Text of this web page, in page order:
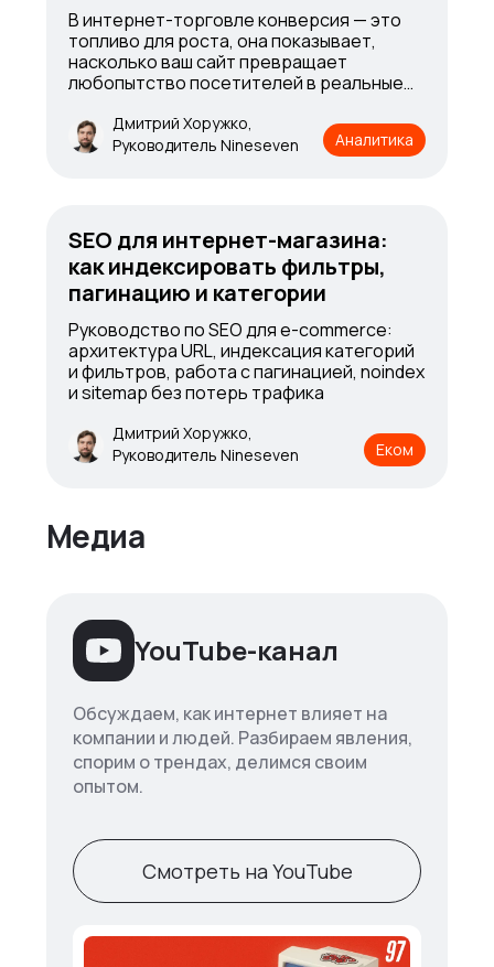
В интернет-торговле конверсия — это
топливо для роста, она показывает,
насколько ваш сайт превращает
любопытство посетителей в реальные
Дмитрий Хоружко,
Руководитель Nineseven
Аналитика
SEO для интернет-магазина:
как индексировать фильтры,
пагинацию и категории
Руководство по SEO для e-commerce:
архитектура URL, индексация категорий
и фильтров, работа с пагинацией, noindex
и sitemap без потерь трафика
Дмитрий Хоружко,
Руководитель Nineseven
Еком
Медиа
YouTube-канал
Обсуждаем, как интернет влияет на
компании и людей. Разбираем явления,
спорим о трендах, делимся своим
опытом.
Смотреть на YouTube